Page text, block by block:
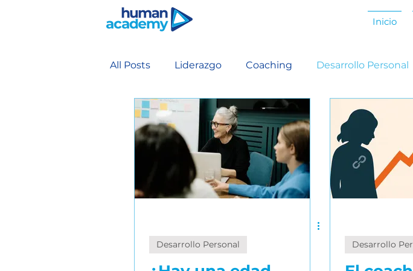
Inicio
All Posts Liderazgo Coaching Desarrollo Personal
Coaching Profesional Antropológico Coaching
Comunicación Comunicación profesional
Desarrollo Personal Desarrollo